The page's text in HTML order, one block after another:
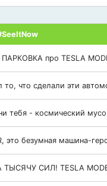
про TESLA
то, что сделали эти
тебя - космический
это безумная машина-
СИЛ! TESLA